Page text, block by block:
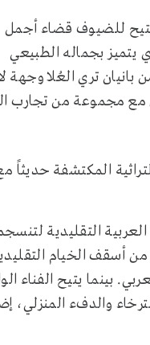
للضيوف قضاء أجمل
يتميز بجماله الطبيعي
تري العُلا وجهة
مع مجموعة من تجارب
المكتشفة حديثاً
التقليدية
أسقف الخيام
بينما يتيح الفناء
والدفء المنزلي،